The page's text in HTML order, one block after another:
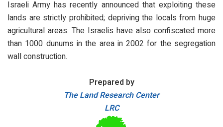
Israeli Army has recently announced that exploiting these
lands are strictly prohibited; depriving the locals from huge
agricultural areas. The Israelis have also confiscated more
than 1000 dunums in the area in 2002 for the segregation
wall construction.
Prepared by
The Land Research Center
LRC